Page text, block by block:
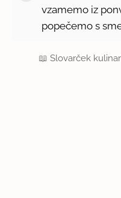
vzamemo iz
popečemo s
📖Slovarček